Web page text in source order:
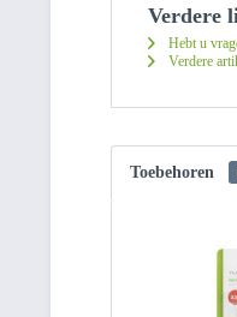
Verdere
Hebt u
Verdere
Toebehoren